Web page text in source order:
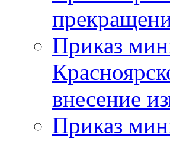
Приказ
внесение
Приказ